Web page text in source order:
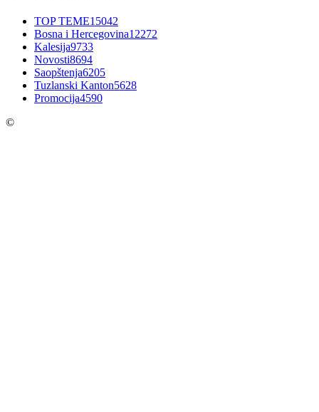
TOP TEME15042
Bosna i Hercegovina12272
Kalesija9733
Novosti8694
Saopštenja6205
Tuzlanski Kanton5628
Promocija4590
©